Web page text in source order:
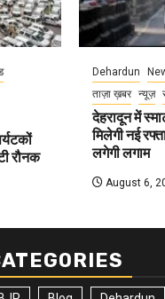
रौनक
Dehardun
ताज़ा ख़बर
न्यूज़
देहरादून में
मिलेगी नई
लगेगी लगाम
August 6,